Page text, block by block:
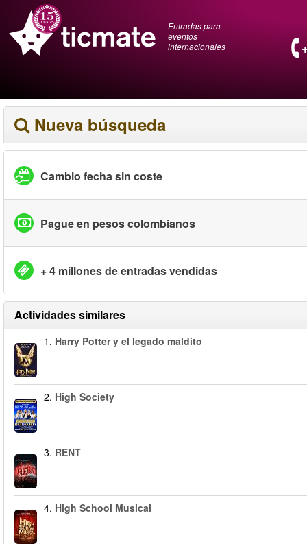
Entradas para
eventos
internacionales
Nueva búsqueda
Cambio fecha sin coste
Pague en pesos colombianos
+ 4 millones de entradas vendidas
Actividades similares
1. Harry Potter y el legado maldito
2. High Society
3. RENT
4. High School Musical